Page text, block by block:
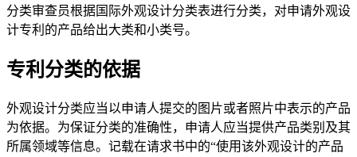
分类审查员根据国际外观设计分类表进行分类，对申请外观设
计专利的产品给出大类和小类号。
专利分类的依据
外观设计分类应当以申请人提交的图片或者照片中表示的产品
为依据。为保证分类的准确性，申请人应当提供产品类别及其
所属领域等信息。记载在请求书中的“使用该外观设计的产品